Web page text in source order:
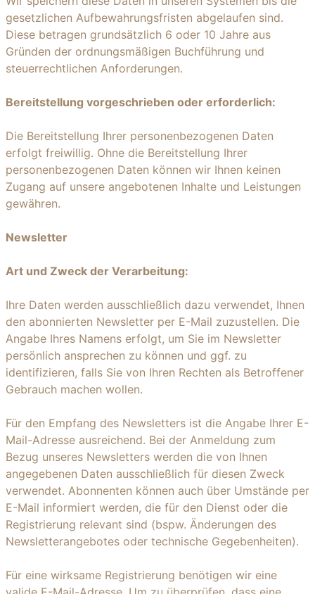
gesetzlichen Aufbewahrungsfristen abgelaufen sind.
Diese betragen grundsätzlich 6 oder 10 Jahre aus
Gründen der ordnungsmäßigen Buchführung und
steuerrechtlichen Anforderungen.
Bereitstellung vorgeschrieben oder erforderlich:
Die Bereitstellung Ihrer personenbezogenen Daten
erfolgt freiwillig. Ohne die Bereitstellung Ihrer
personenbezogenen Daten können wir Ihnen keinen
Zugang auf unsere angebotenen Inhalte und Leistungen
gewähren.
Newsletter
Art und Zweck der Verarbeitung:
Ihre Daten werden ausschließlich dazu verwendet, Ihnen
den abonnierten Newsletter per E-Mail zuzustellen. Die
Angabe Ihres Namens erfolgt, um Sie im Newsletter
persönlich ansprechen zu können und ggf. zu
identifizieren, falls Sie von Ihren Rechten als Betroffener
Gebrauch machen wollen.
Für den Empfang des Newsletters ist die Angabe Ihrer E-
Mail-Adresse ausreichend. Bei der Anmeldung zum
Bezug unseres Newsletters werden die von Ihnen
angegebenen Daten ausschließlich für diesen Zweck
verwendet. Abonnenten können auch über Umstände per
E-Mail informiert werden, die für den Dienst oder die
Registrierung relevant sind (bspw. Änderungen des
Newsletterangebotes oder technische Gegebenheiten).
Für eine wirksame Registrierung benötigen wir eine